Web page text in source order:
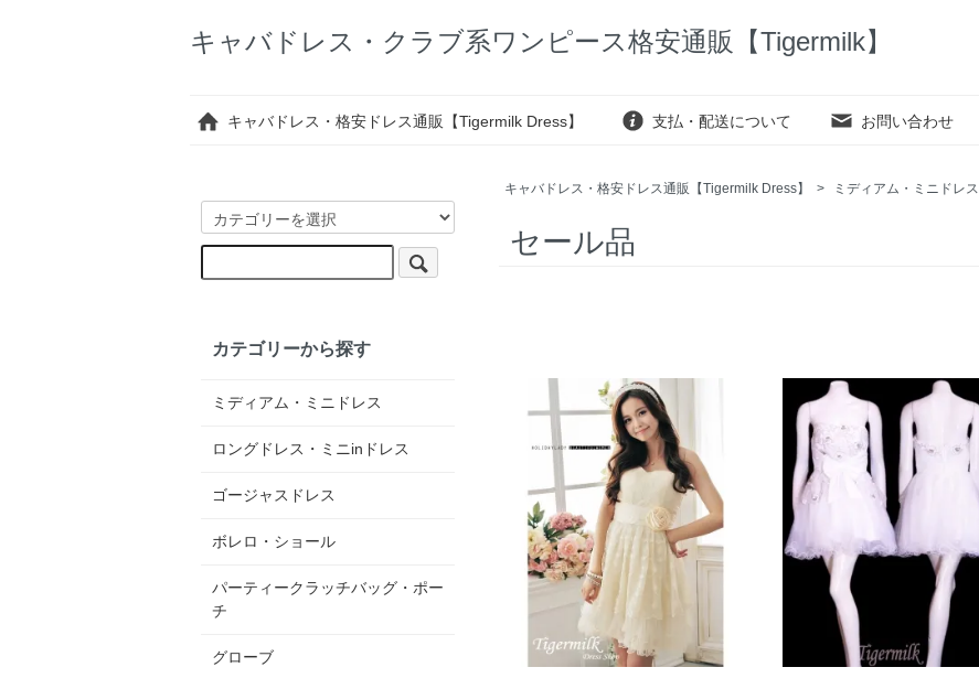
キャバドレス・クラブ系ワンピース格安通販【Tigermilk】
キャバドレス・格安ドレス通販【Tigermilk Dress】 支払・配送について お問い合わせ
キャバドレス・格安ドレス通販【Tigermilk Dress】 > ミディアム・ミニドレス
セール品
カテゴリーから探す
ミディアム・ミニドレス
ロングドレス・ミニinドレス
ゴージャスドレス
ボレロ・ショール
パーティークラッチバッグ・ポー
チ
グローブ